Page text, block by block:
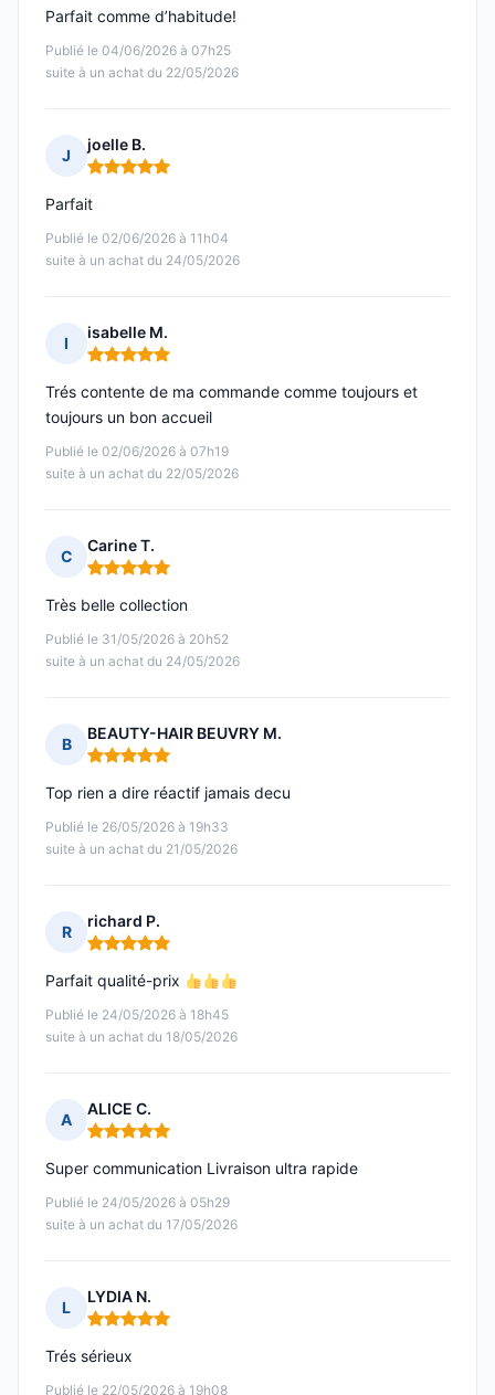
Publié le 04/06/2026 à 07h25
suite à un achat du 22/05/2026
Parfait comme d’habitude!
J
joelle B.
Note : 5 sur 5
Publié le 02/06/2026 à 11h04
suite à un achat du 24/05/2026
Parfait
I
isabelle M.
Note : 5 sur 5
Publié le 02/06/2026 à 07h19
suite à un achat du 22/05/2026
Trés contente de ma commande comme toujours et
toujours un bon accueil
C
Carine T.
Note : 5 sur 5
Publié le 31/05/2026 à 20h52
suite à un achat du 24/05/2026
Très belle collection
B
BEAUTY-HAIR BEUVRY M.
Note : 5 sur 5
Publié le 26/05/2026 à 19h33
suite à un achat du 21/05/2026
Top rien a dire réactif jamais decu
R
richard P.
Note : 5 sur 5
Publié le 24/05/2026 à 18h45
suite à un achat du 18/05/2026
Parfait qualité-prix
A
ALICE C.
Note : 5 sur 5
Publié le 24/05/2026 à 05h29
suite à un achat du 17/05/2026
Super communication Livraison ultra rapide
L
LYDIA N.
Note : 5 sur 5
Publié le 22/05/2026 à 19h08
Trés sérieux